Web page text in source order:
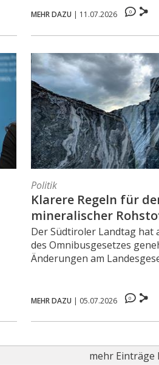
MEHR DAZU | 11.07.2026 0
Politik
Klarere Regeln für
mineralischer
Der Südtiroler Landtag hat
des Omnibusgesetzes
Änderungen am
MEHR DAZU | 05.07.2026 0
mehr Einträge